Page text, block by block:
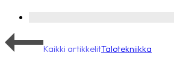
Kaikki artikkelitTalotekniikka